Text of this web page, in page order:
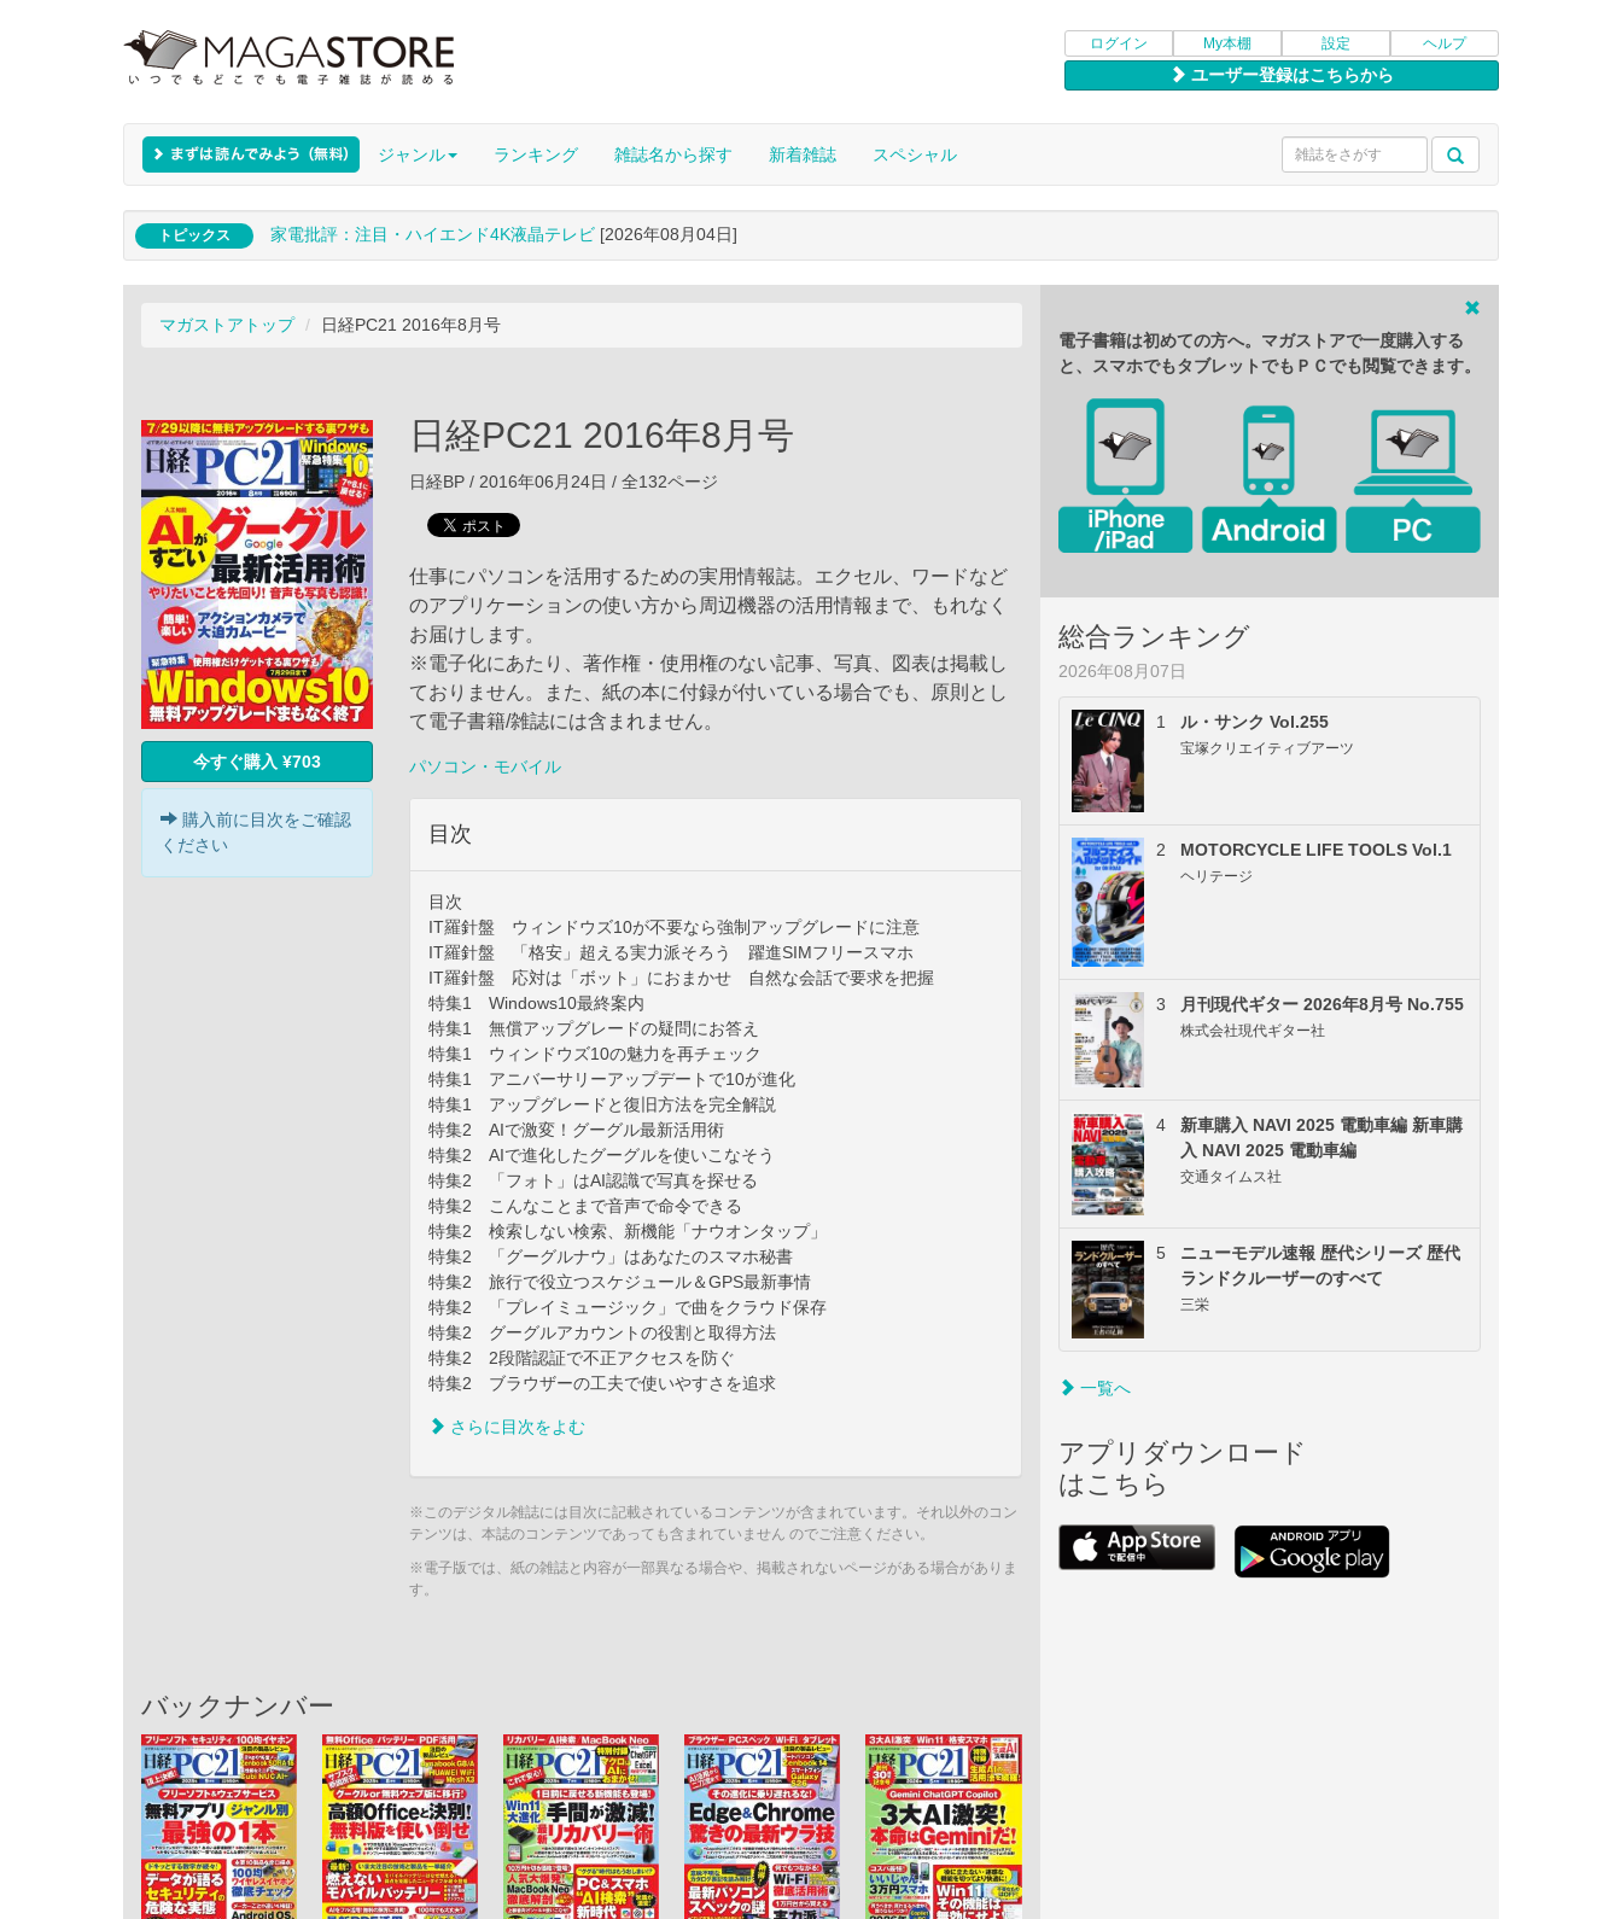
ログイン My本棚 設定 ヘルプ
ユーザー登録はこちらから
ジャンル ランキング 雑誌名から探す 新着雑誌 スペシャル
トピックス 家電批評：注目・ハイエンド4K液晶テレビ [2026年08月04日]
マガストアトップ 日経PC21 2016年8月号
今すぐ購入 ¥703
購入前に目次をご確認
ください
日経PC21 2016年8月号
日経BP / 2016年06月24日 / 全132ページ
仕事にパソコンを活用するための実用情報誌。エクセル、ワードなど
のアプリケーションの使い方から周辺機器の活用情報まで、もれなく
お届けします。
※電子化にあたり、著作権・使用権のない記事、写真、図表は掲載し
ておりません。また、紙の本に付録が付いている場合でも、原則とし
て電子書籍/雑誌には含まれません。
パソコン・モバイル
目次
目次
IT羅針盤 ウィンドウズ10が不要なら強制アップグレードに注意
IT羅針盤 「格安」超える実力派そろう 躍進SIMフリースマホ
IT羅針盤 応対は「ボット」におまかせ 自然な会話で要求を把握
特集1 Windows10最終案内
特集1 無償アップグレードの疑問にお答え
特集1 ウィンドウズ10の魅力を再チェック
特集1 アニバーサリーアップデートで10が進化
特集1 アップグレードと復旧方法を完全解説
特集2 AIで激変！グーグル最新活用術
特集2 AIで進化したグーグルを使いこなそう
特集2 「フォト」はAI認識で写真を探せる
特集2 こんなことまで音声で命令できる
特集2 検索しない検索、新機能「ナウオンタップ」
特集2 「グーグルナウ」はあなたのスマホ秘書
特集2 旅行で役立つスケジュール＆GPS最新事情
特集2 「プレイミュージック」で曲をクラウド保存
特集2 グーグルアカウントの役割と取得方法
特集2 2段階認証で不正アクセスを防ぐ
特集2 ブラウザーの工夫で使いやすさを追求
さらに目次をよむ
※このデジタル雑誌には目次に記載されているコンテンツが含まれています。それ以外のコン
テンツは、本誌のコンテンツであっても含まれていません のでご注意ください。
※電子版では、紙の雑誌と内容が一部異なる場合や、掲載されないページがある場合がありま
す。
バックナンバー
電子書籍は初めての方へ。マガストアで一度購入する
と、スマホでもタブレットでもＰＣでも閲覧できます。
総合ランキング
2026年08月07日
1 ル・サンク Vol.255
宝塚クリエイティブアーツ
2 MOTORCYCLE LIFE TOOLS Vol.1
ヘリテージ
3 月刊現代ギター 2026年8月号 No.755
株式会社現代ギター社
4
新車購入 NAVI 2025 電動車編 新車購
入 NAVI 2025 電動車編
交通タイムス社
5
ニューモデル速報 歴代シリーズ 歴代
ランドクルーザーのすべて
三栄
一覧へ
アプリダウンロード
はこちら